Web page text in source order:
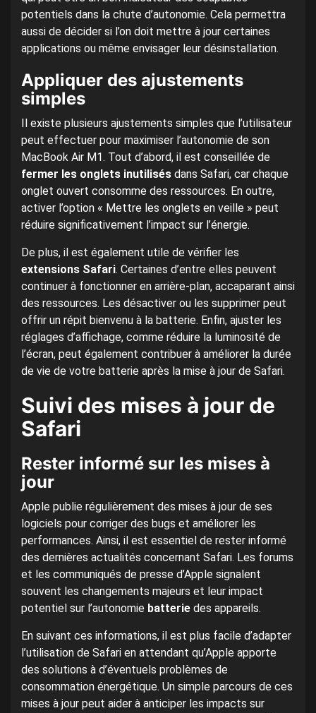
potentiels dans la chute d’autonomie. Cela permettra
aussi de décider si l’on doit mettre à jour certaines
applications ou même envisager leur désinstallation.
Appliquer des ajustements
simples
Il existe plusieurs ajustements simples que l’utilisateur
peut effectuer pour maximiser l’autonomie de son
MacBook Air M1. Tout d’abord, il est conseillée de
fermer les onglets inutilisés dans Safari, car chaque
onglet ouvert consomme des ressources. En outre,
activer l’option « Mettre les onglets en veille » peut
réduire significativement l’impact sur l’énergie.
De plus, il est également utile de vérifier les
extensions Safari. Certaines d’entre elles peuvent
continuer à fonctionner en arrière-plan, accaparant ainsi
des ressources. Les désactiver ou les supprimer peut
offrir un répit bienvenu à la batterie. Enfin, ajuster les
réglages d’affichage, comme réduire la luminosité de
l’écran, peut également contribuer à améliorer la durée
de vie de votre batterie après la mise à jour de Safari.
Suivi des mises à jour de
Safari
Rester informé sur les mises à
jour
Apple publie régulièrement des mises à jour de ses
logiciels pour corriger des bugs et améliorer les
performances. Ainsi, il est essentiel de rester informé
des dernières actualités concernant Safari. Les forums
et les communiqués de presse d’Apple signalent
souvent les changements majeurs et leur impact
potentiel sur l’autonomie batterie des appareils.
En suivant ces informations, il est plus facile d’adapter
l’utilisation de Safari en attendant qu’Apple apporte
des solutions à d’éventuels problèmes de
consommation énergétique. Un simple parcours de ces
mises à jour peut aider à anticiper les impacts sur